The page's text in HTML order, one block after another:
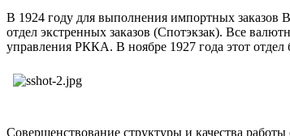
В 1924 году для выполнения импортных заказов
отдел экстренных заказов (Спотэкзак). Все
управления РККА. В ноябре 1927 года этот
Совершенствование структуры и качества